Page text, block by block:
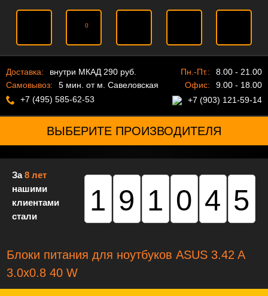
0
Доставка:
внутри МКАД 290 руб.
Самовывоз:
5 мин. от м. Савеловская
+7 (495) 585-62-53
Пн.-Пт.:
8.00 - 21.00
Офис:
9.00 - 18.00
+7 (903) 121-59-14
ВЫБЕРИТЕ ПРОИЗВОДИТЕЛЯ
За8 лет
нашими
клиентами
стали
191045
Блоки питания для ноутбуков ASUS 3.42 A
3.0x0.8 40 W